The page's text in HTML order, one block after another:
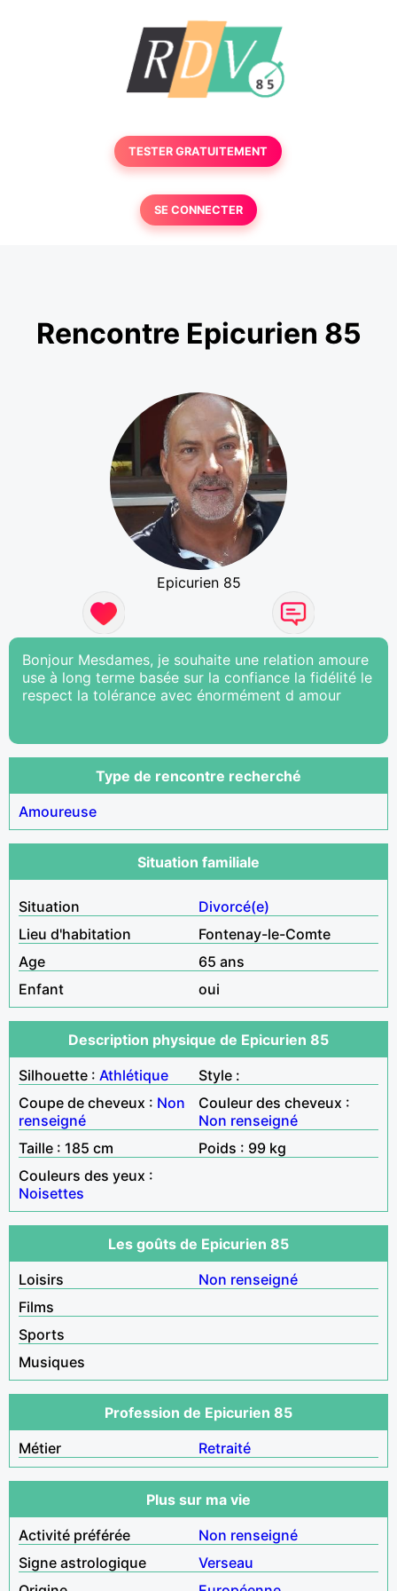
TESTER GRATUITEMENT
SE CONNECTER
Rencontre Epicurien 85
Epicurien 85
Bonjour Mesdames, je souhaite une relation amoure
use à long terme basée sur la confiance la fidélité le
respect la tolérance avec énormément d amour
Type de rencontre recherché
Amoureuse
Situation familiale
Situation
Divorcé(e)
Lieu d'habitation
Fontenay-le-Comte
Age
65 ans
Enfant
oui
Description physique de Epicurien 85
Silhouette : Athlétique
Style :
Coupe de cheveux : Non
renseigné
Couleur des cheveux :
Non renseigné
Taille : 185 cm
Poids : 99 kg
Couleurs des yeux :
Noisettes
Les goûts de Epicurien 85
Loisirs
Non renseigné
Films
Sports
Musiques
Profession de Epicurien 85
Métier
Retraité
Plus sur ma vie
Activité préférée
Non renseigné
Signe astrologique
Verseau